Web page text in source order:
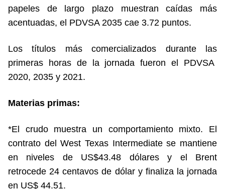
papeles de largo plazo muestran caídas más
acentuadas, el PDVSA 2035 cae 3.72 puntos.
Los títulos más comercializados durante las
primeras horas de la jornada fueron el PDVSA
2020, 2035 y 2021.
Materias primas:
*El crudo muestra un comportamiento mixto. El
contrato del West Texas Intermediate se mantiene
en niveles de US$43.48 dólares y el Brent
retrocede 24 centavos de dólar y finaliza la jornada
en US$ 44.51.